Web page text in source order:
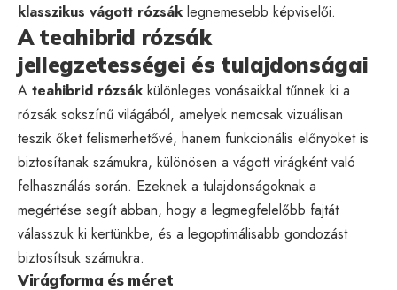
klasszikus vágott rózsák legnemesebb képviselői.
A teahibrid rózsák
jellegzetességei és tulajdonságai
A teahibrid rózsák különleges vonásaikkal tűnnek ki a
rózsák sokszínű világából, amelyek nemcsak vizuálisan
teszik őket felismerhetővé, hanem funkcionális előnyöket is
biztosítanak számukra, különösen a vágott virágként való
felhasználás során. Ezeknek a tulajdonságoknak a
megértése segít abban, hogy a legmegfelelőbb fajtát
válasszuk ki kertünkbe, és a legoptimálisabb gondozást
biztosítsuk számukra.
Virágforma és méret